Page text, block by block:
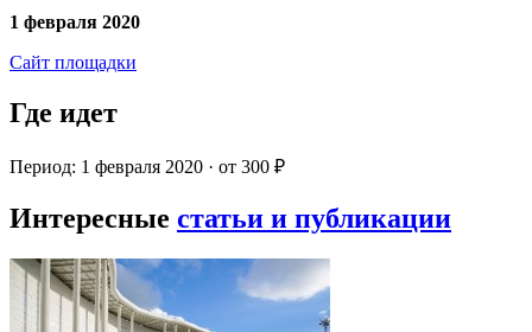
1 февраля 2020
Сайт площадки
Где идет
Период: 1 февраля 2020 · от 300 ₽
Интересные статьи и публикации